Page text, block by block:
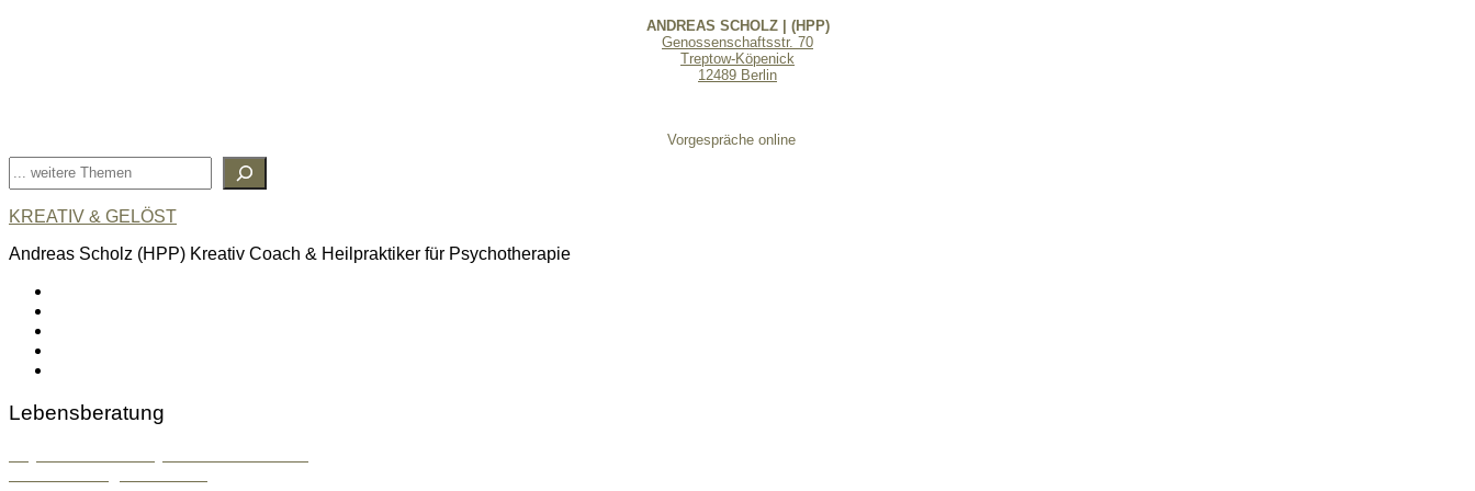
ANDREAS SCHOLZ | (HPP)
Genossenschaftsstr. 70
Treptow-Köpenick
12489 Berlin
Vorgespräche online
Suchen
KREATIV & GELÖST
Andreas Scholz (HPP) Kreativ Coach & Heilpraktiker für Psychotherapie
Lebensberatung